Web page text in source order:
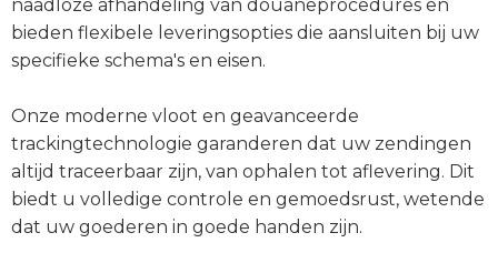
naadloze afhandeling van douaneprocedures en
bieden flexibele leveringsopties die aansluiten bij uw
specifieke schema's en eisen.
Onze moderne vloot en geavanceerde
trackingtechnologie garanderen dat uw zendingen
altijd traceerbaar zijn, van ophalen tot aflevering. Dit
biedt u volledige controle en gemoedsrust, wetende
dat uw goederen in goede handen zijn.